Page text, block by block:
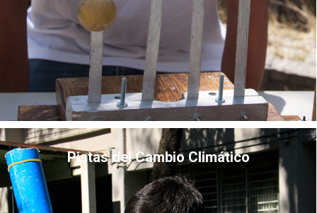
Pistas del Cambio Climático